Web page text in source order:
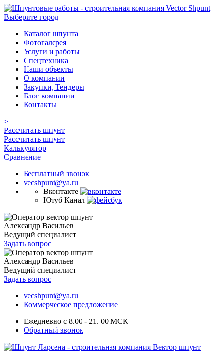
Выберите город
Каталог шпунта
Фотогалерея
Услуги и работы
Спецтехника
Наши объекты
О компании
Закупки, Тендеры
Блог компании
Контакты
>
Рассчитать шпунт
Рассчитать шпунт
Калькулятор
Сравнение
Бесплатный звонок
vecshpunt@ya.ru
Вконтакте
Ютуб Канал
Александр Васильев
Ведущий специалист
Задать вопрос
Александр Васильев
Ведущий специалист
Задать вопрос
vecshpunt@ya.ru
Коммерческое предложение
Ежедневно с 8.00 - 21. 00 МСК
Обратный звонок